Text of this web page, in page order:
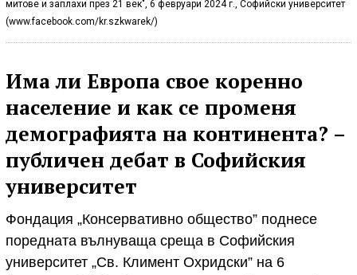
митове и заплахи през 21 век", 6 февруари 2024 г., Софийски университет
(www.facebook.com/kr.szkwarek/)
Има ли Европа свое коренно
население и как се променя
демографията на континента? –
публичен дебат в Софийския
университет
Фондация „Консервативно общество” поднесе
поредната вълнуваща среща в Софийския
университет „Св. Климент Охридски” на 6